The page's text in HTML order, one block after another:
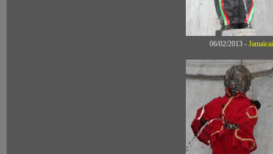
06/02/2013 -